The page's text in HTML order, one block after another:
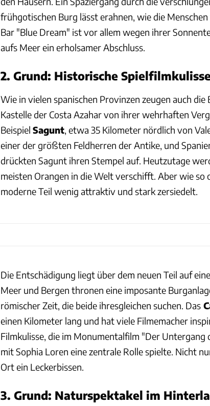
frühgotischen Burg lässt erahnen, wie die
Bar "Blue Dream" ist vor allem wegen ihrer
aufs Meer ein erholsamer Abschluss.
2. Grund: Historische
Wie in vielen spanischen Provinzen zeugen auch
Kastelle der Costa Azahar von ihrer wehrhaften
Beispiel Sagunt , etwa 35 Kilometer nördlich von
einer der größten Feldherren der Antike, und
drückten Sagunt ihren Stempel auf. Heutzutage
meisten Orangen in die Welt verschifft. Aber wie so
moderne Teil wenig attraktiv und stark zersiedelt.
Die Entschädigung liegt über dem neuen Teil auf
Meer und Bergen thronen eine imposante
römischer Zeit, die beide ihresgleichen suchen. Das
einen Kilometer lang und hat viele Filmemacher
Filmkulisse, die im Monumentalfilm "Der Untergang
mit Sophia Loren eine zentrale Rolle spielte. Nicht
Ort ein Leckerbissen.
3. Grund: Naturspektakel im